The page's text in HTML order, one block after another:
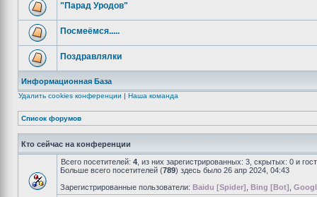
"Парад Уродов"
Посмеёмся.....
Поздравлялки
Информационная База
Удалить cookies конференции | Наша команда
Список форумов
Кто сейчас на конференции
Всего посетителей: 4 , из них зарегистрированных: 3, скрытых: 0 и
Больше всего посетителей (789) здесь было 26 апр 2024, 04:43
Зарегистрированные пользователи: Baidu [Spider] Bing [Bot]